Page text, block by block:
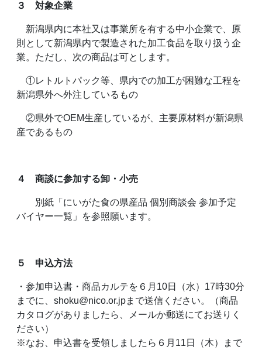
３ 対象企業
新潟県内に本社又は事業所を有する中小企業で、原
則として新潟県内で製造された加工食品を取り扱う企
業。ただし、次の商品は可とします。
①レトルトパック等、県内での加工が困難な工程を
新潟県外へ外注しているもの
②県外でOEM生産しているが、主要原材料が新潟県
産であるもの
４ 商談に参加する卸・小売
別紙「にいがた食の県産品 個別商談会 参加予定
バイヤー一覧」を参照願います。
５ 申込方法
・参加申込書・商品カルテを６月10日（水）17時30分
までに、shoku@nico.or.jpまで送信ください。（商品
カタログがありましたら、メールか郵送にてお送りく
ださい）
※なお、申込書を受領しましたら６月11日（木）まで